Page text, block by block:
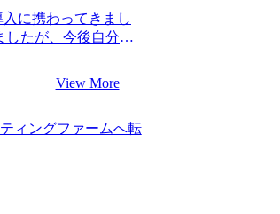
て、SAP関連の経
保守の経験がメイ
ですが、門山さん
に感じました。と
のためにできるよ
す。国内MBAに通い
年収600万円になり
に携わってきまし
したが、今後自分の
仕事ができるポジ
領域ではなかった
や外資ITベンダーに
っていく上では外
依頼しようと思い
接での評価を高め
View More
ィングファームへ転